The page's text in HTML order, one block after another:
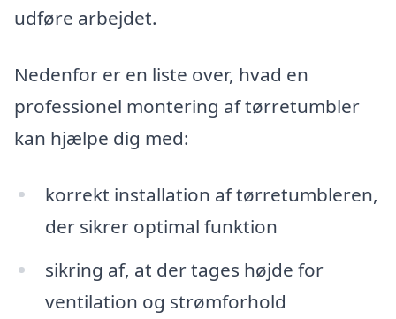
udføre arbejdet.
Nedenfor er en liste over, hvad en
professionel montering af tørretumbler
kan hjælpe dig med:
korrekt installation af tørretumbleren,
der sikrer optimal funktion
sikring af, at der tages højde for
ventilation og strømforhold